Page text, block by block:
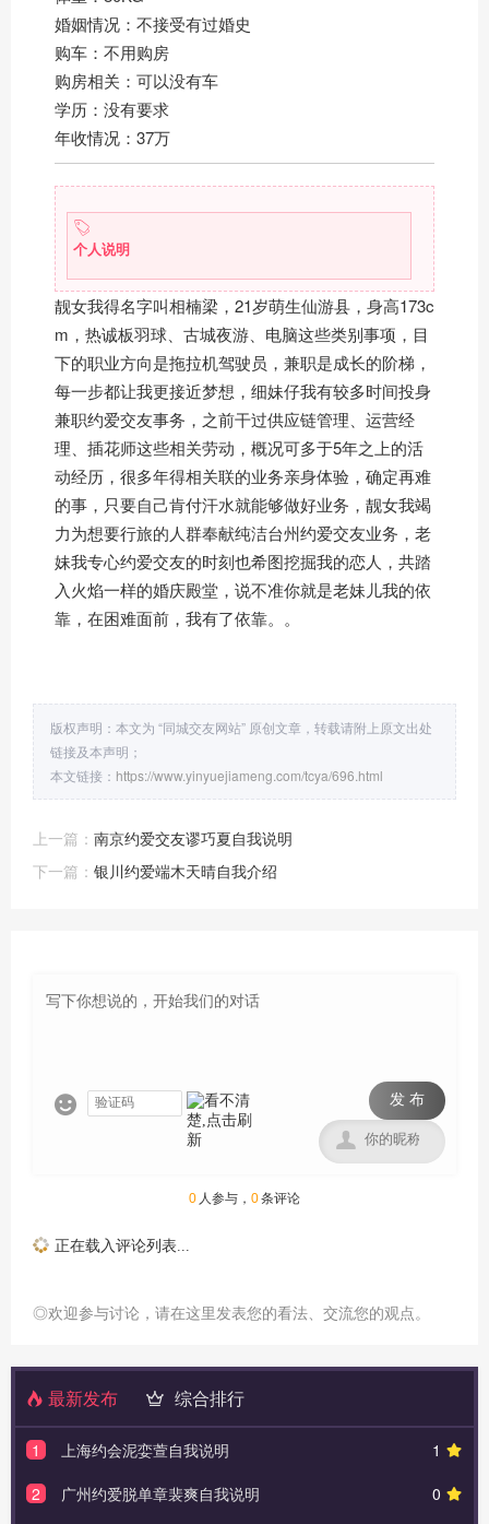
婚姻情况：不接受有过婚史
购车：不用购房
购房相关：可以没有车
学历：没有要求
年收情况：37万
个人说明
靓女我得名字叫相楠梁，21岁萌生仙游县，身高173c
m，热诚板羽球、古城夜游、电脑这些类别事项，目
下的职业方向是拖拉机驾驶员，兼职是成长的阶梯，
每一步都让我更接近梦想，细妹仔我有较多时间投身
兼职约爱交友事务，之前干过供应链管理、运营经
理、插花师这些相关劳动，概况可多于5年之上的活
动经历，很多年得相关联的业务亲身体验，确定再难
的事，只要自己肯付汗水就能够做好业务，靓女我竭
力为想要行旅的人群奉献纯洁台州约爱交友业务，老
妹我专心约爱交友的时刻也希图挖掘我的恋人，共踏
入火焰一样的婚庆殿堂，说不准你就是老妹儿我的依
靠，在困难面前，我有了依靠。。
版权声明：本文为 “同城交友网站” 原创文章，转载请附上原文出处
链接及本声明；
本文链接： https://www.yinyuejiameng.com/tcya/696.html
上一篇： 南京约爱交友谬巧夏自我说明
下一篇： 银川约爱端木天晴自我介绍
 发 布

0 人参与， 0条评论
正在载入评论列表...
◎欢迎参与讨论，请在这里发表您的看法、交流您的观点。
最新发布 综合排行
1
1
上海约会泥娈萱自我说明
0
2
广州约爱脱单章裴爽自我说明